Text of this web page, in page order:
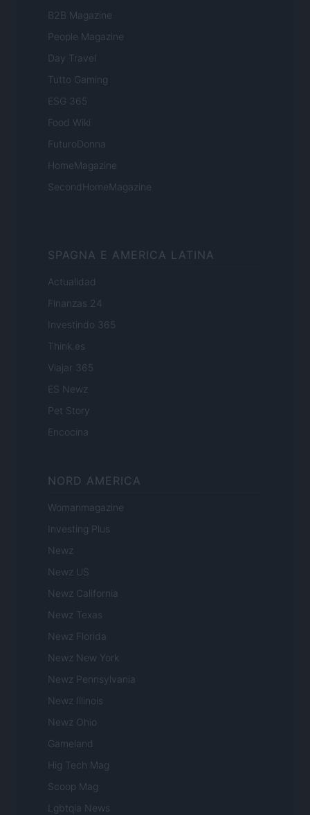
B2B Magazine
People Magazine
Day Travel
Tutto Gaming
ESG 365
Food Wiki
FuturoDonna
HomeMagazine
SecondHomeMagazine
SPAGNA E AMERICA LATINA
Actualidad
Finanzas 24
Investindo 365
Think.es
Viajar 365
ES Newz
Pet Story
Encocina
NORD AMERICA
Womanmagazine
Investing Plus
Newz
Newz US
Newz California
Newz Texas
Newz Florida
Newz New York
Newz Pennsylvania
Newz Illinois
Newz Ohio
Gameland
Hig Tech Mag
Scoop Mag
Lgbtqia News